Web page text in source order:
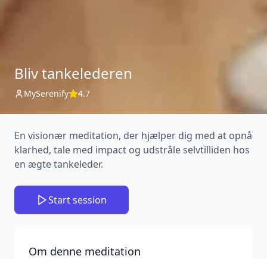
Bliv tankelederen
MySerenify 4.7
En visionær meditation, der hjælper dig med at opnå
klarhed, tale med impact og udstråle selvtilliden hos
en ægte tankeleder.
Start session
Om denne meditation